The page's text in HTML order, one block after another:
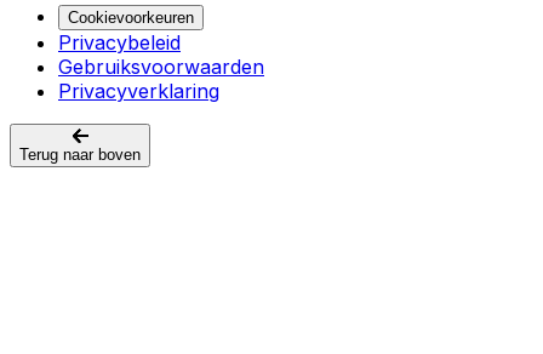
Cookievoorkeuren
Privacybeleid
Gebruiksvoorwaarden
Privacyverklaring
Terug naar boven